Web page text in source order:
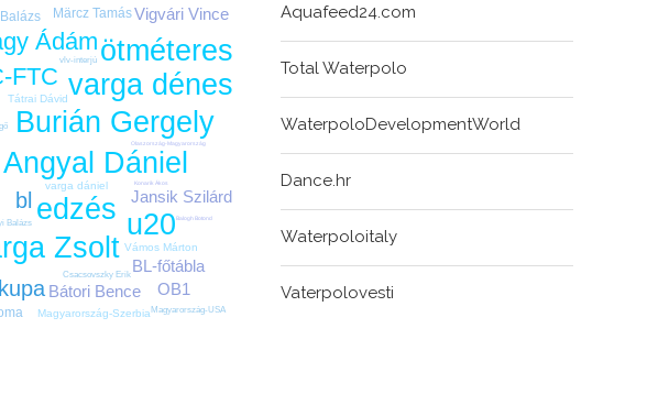
Angyal Dániel
Burián Gergely
edzés u20
varga dénes
Zsolt
ötméteres
Ádám
FTC
bl
BL-főtábla
Bátori Bence
Jansik Szilárd
OB1
Vigvári Vince
Märcz Tamás
Magyarország-Szerbia
Tátrai Dávid
varga dániel
Vámos Márton
Csacsovszky Erik
Balázs
Magyarország-USA
vlv-interjú
Balogh Botond
Konarik Ákos
Olaszország-Magyarország
Aquafeed24.com
Total Waterpolo
WaterpoloDevelopmentWorld
Dance.hr
Waterpoloitaly
Vaterpolovesti